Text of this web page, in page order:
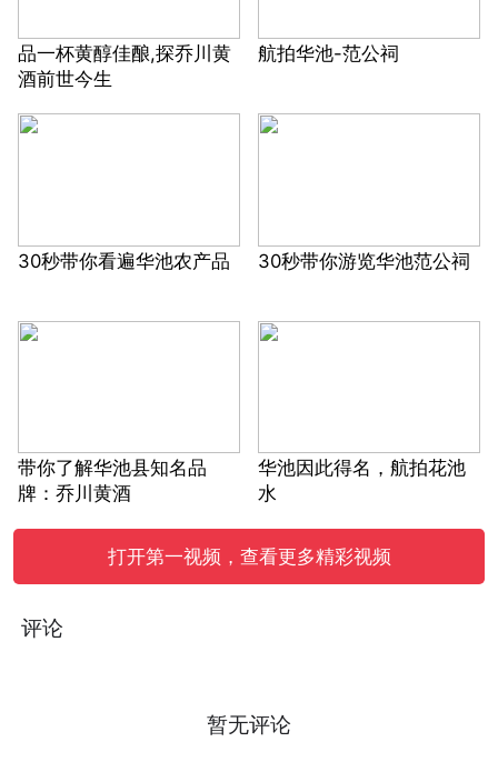
品一杯黄醇佳酿,探乔川黄
酒前世今生
航拍华池-范公祠
30秒带你看遍华池农产品 30秒带你游览华池范公祠
带你了解华池县知名品
牌：乔川黄酒
华池因此得名，航拍花池
水
打开第一视频，查看更多精彩视频
评论
暂无评论